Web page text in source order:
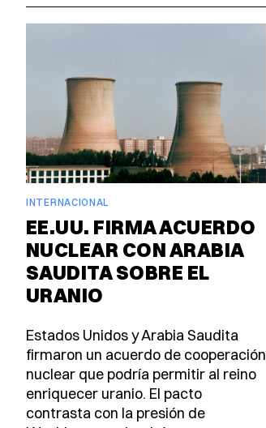
INTERNACIONAL
EE.UU. FIRMA ACUERDO
NUCLEAR CON ARABIA
SAUDITA SOBRE EL
URANIO
Estados Unidos y Arabia Saudita
firmaron un acuerdo de cooperación
nuclear que podría permitir al reino
enriquecer uranio. El pacto
contrasta con la presión de